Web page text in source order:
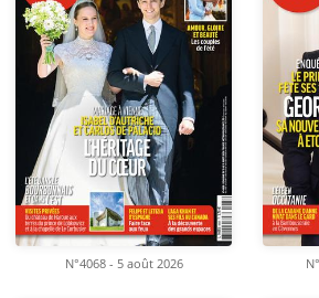
N°4068 - 5 août 2026